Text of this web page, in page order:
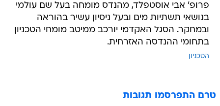
פרופ' אבי אוסטפלד, מהנדס מומחה בעל שם עולמי
בנושאי תשתיות מים ובעל ניסיון עשיר בהוראה
ובמחקר. הסגל האקדמי יורכב ממיטב מומחי הטכניון
בתחומי ההנדסה האזרחית.
הטכניון
טרם התפרסמו תגובות